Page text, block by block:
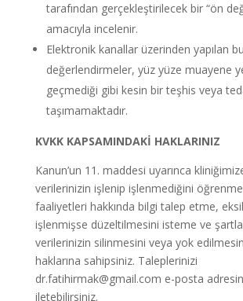
tarafından gerçekleştirilecek bir “ön
amacıyla incelenir.
Elektronik kanallar üzerinden yapılan
değerlendirmeler, yüz yüze muayene
geçmediği gibi kesin bir teşhis veya
taşımamaktadır.
KVKK KAPSAMINDAKİ HAKLARINIZ
Kanun’un 11. maddesi uyarınca
verilerinizin işlenip işlenmediğini
faaliyetleri hakkında bilgi talep etme,
işlenmişse düzeltilmesini isteme ve
verilerinizin silinmesini veya yok
haklarına sahipsiniz. Taleplerinizi
dr.fatihirmak@gmail.com e-posta
iletebilirsiniz.